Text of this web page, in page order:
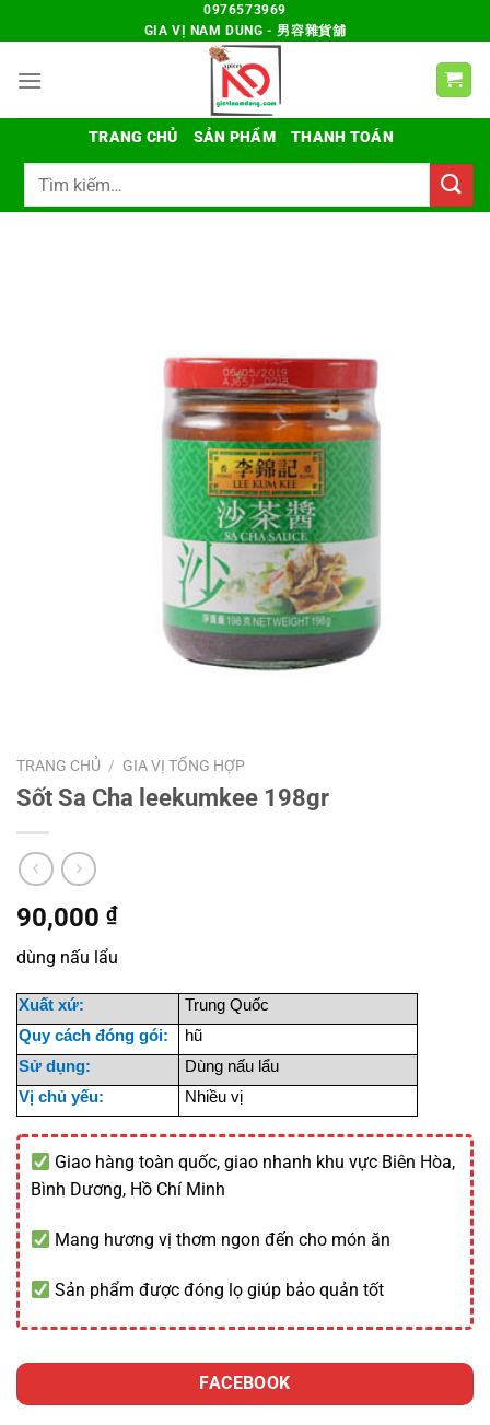
đến
dung
0976573969
GIA VỊ NAM DUNG - 男容雜貨舖
TRANG CHỦ SẢN PHẨM
THANH TOÁN
Tìm
TRANG CHỦ / GIA VỊ TỔNG HỢP
Sốt Sa Cha leekumkee 198gr
90,000 ₫
dùng nấu lẩu
Xuất xứ:
Trung Quốc
Quy cách đóng gói:
hũ
Sử dụng:
Dùng nấu lẩu
Vị chủ yếu:
Nhiều vị
Giao hàng toàn quốc, giao nhanh khu vực Biên Hòa,
Bình Dương, Hồ Chí Minh
Mang hương vị thơm ngon đến cho món ăn
Sản phẩm được đóng lọ giúp bảo quản tốt
FACEBOOK